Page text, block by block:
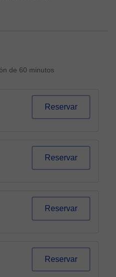
de 60 minutos
Reservar
Reservar
Reservar
Reservar